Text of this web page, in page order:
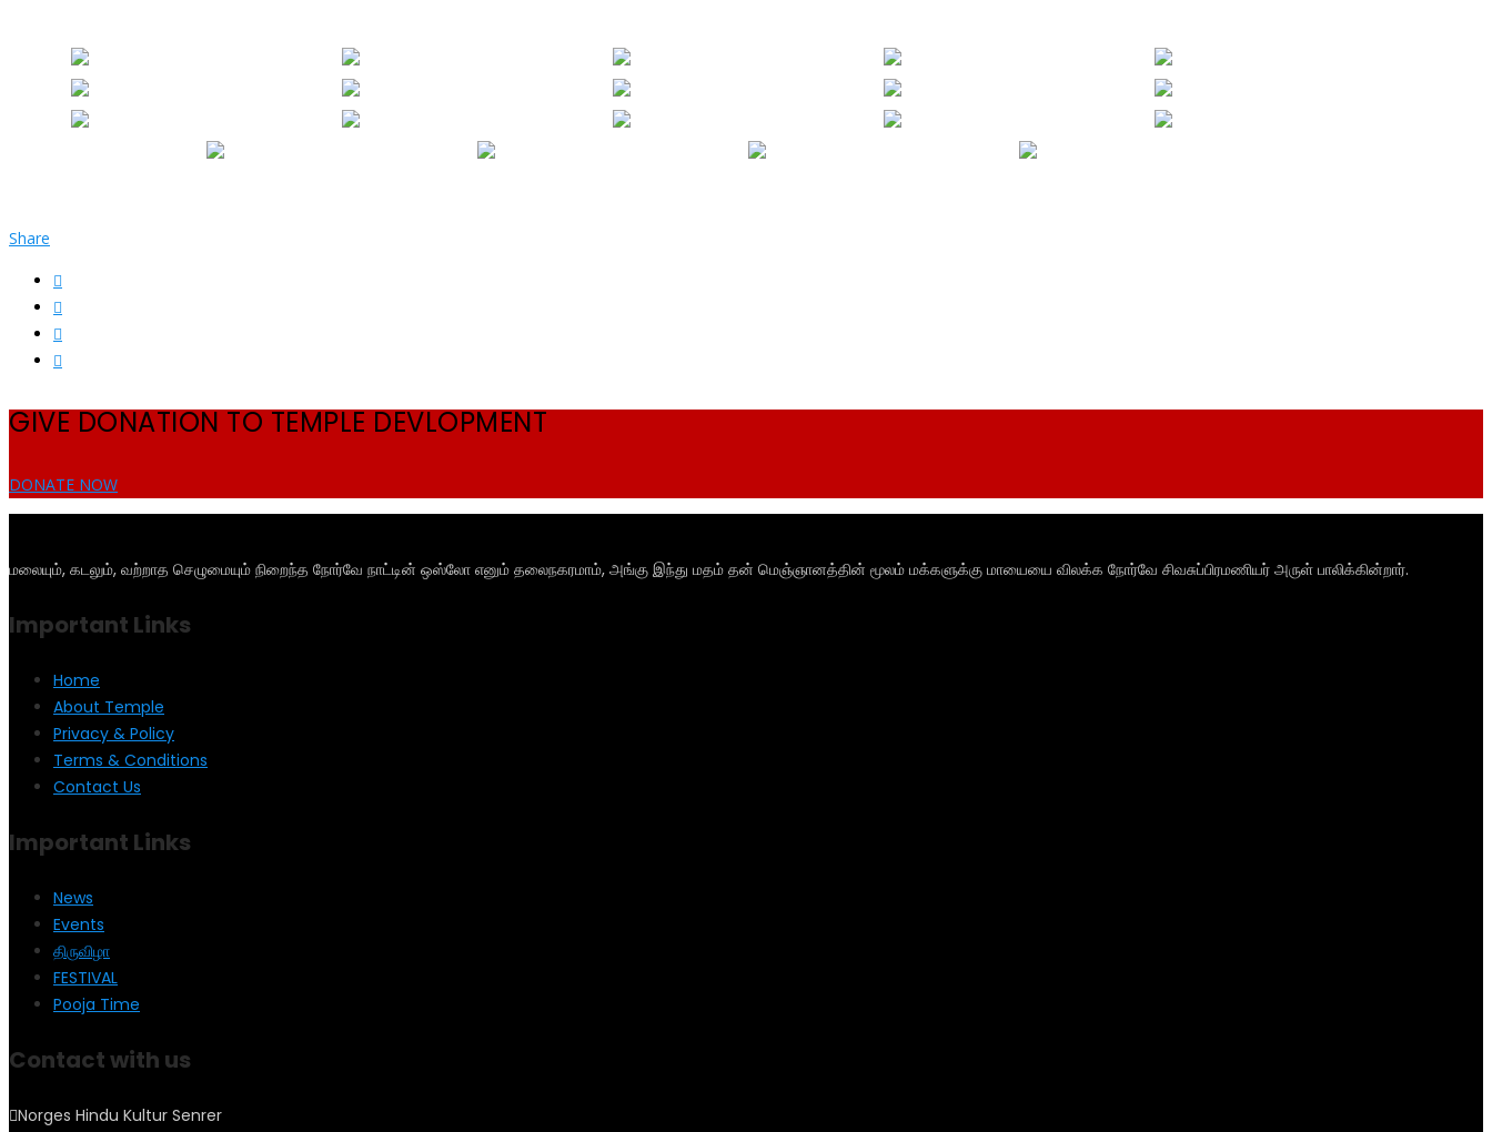
Share
GIVE DONATION TO TEMPLE DEVLOPMENT
DONATE NOW
மலையும், கடலும், வற்றாத செழுமையும் நிறைந்த நோர்வே நாட்டின் ஒஸ்லோ எனும் தலைநகரமாம், அங்கு இந்து மதம் தன் மெஞ்ஞானத்தின் மூலம் மக்களுக்கு மாயையை விலக்க நோர்வே சிவசுப்பிரமணியர் அருள் பாலிக்கின்றார்.
Important Links
Home
About Temple
Privacy & Policy
Terms & Conditions
Contact Us
Important Links
News
Events
திருவிழா
FESTIVAL
Pooja Time
Contact with us
Norges Hindu Kultur Senrer